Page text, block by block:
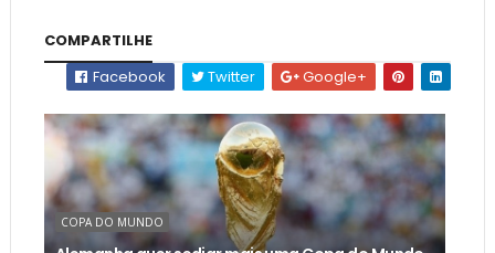
COMPARTILHE
Facebook
Twitter Google+
COPA DO MUNDO